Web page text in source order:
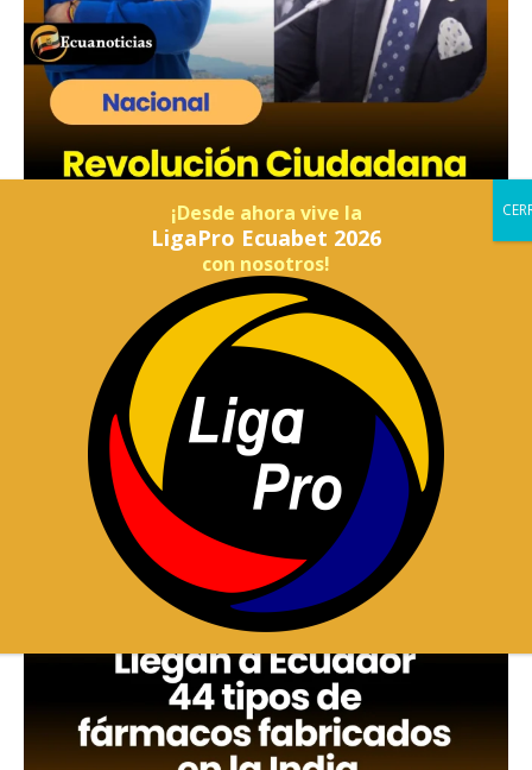
¡Desde ahora vive la
LigaPro Ecuabet 2026
con nosotros!